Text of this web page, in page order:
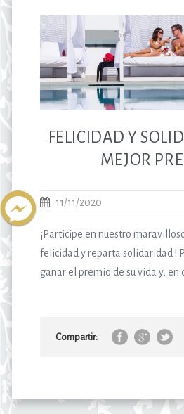
FELICIDAD Y
MEJOR
11/11/2020
¡Participe en nuestro
felicidad y reparta solidaridad !
ganar el premio de su vida y, en
Compartir: